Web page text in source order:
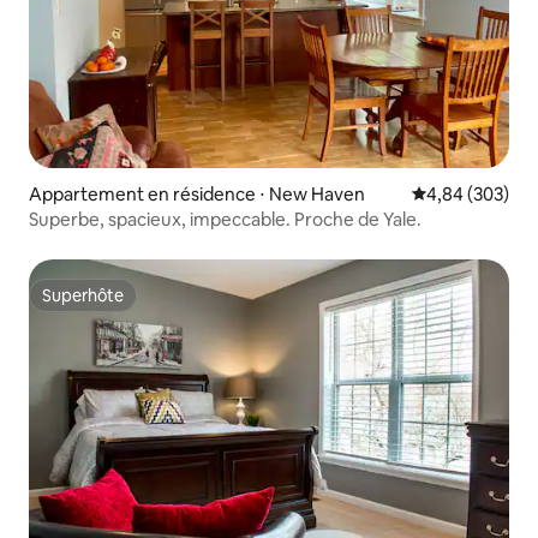
Appartement en résidence ⋅ New Haven Évaluation
4,84 (303)
Superbe, spacieux, impeccable. Proche de Yale.
Superhôte
Superhôte